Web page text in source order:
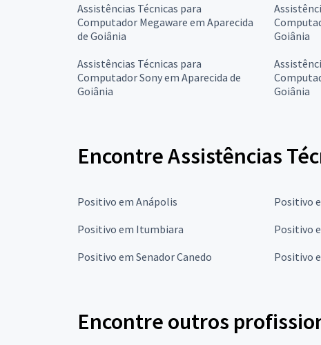
Assistências Técnicas para
Computador Megaware em Aparecida
de Goiânia
Goiânia
Assistências Técnicas para
Computador Sony em Aparecida de
Goiânia
Goiânia
Encontre Assistências
Positivo em Anápolis Positivo
Positivo em Itumbiara
Positivo
Positivo em Senador Canedo
Positivo
Encontre outros